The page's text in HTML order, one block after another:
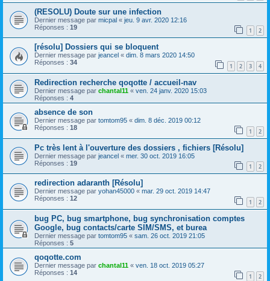
(RESOLU) Doute sur une infection
Dernier message par micpal « jeu. 9 avr. 2020 12:16
Réponses : 19 1 2
[résolu] Dossiers qui se bloquent
Dernier message par jeancel « dim. 8 mars 2020 14:50
Réponses : 34 1 2 3 4
Redirection recherche qoqotte / accueil-nav
Dernier message par chantal11 « ven. 24 janv. 2020 15:03
Réponses : 4
absence de son
Dernier message par tomtom95 « dim. 8 déc. 2019 00:12
Réponses : 18 1 2
Pc très lent à l'ouverture des dossiers , fichiers [Résolu]
Dernier message par jeancel « mer. 30 oct. 2019 16:05
Réponses : 19 1 2
redirection adaranth [Résolu]
Dernier message par yohan45000 « mar. 29 oct. 2019 14:47
Réponses : 12 1 2
bug PC, bug smartphone, bug synchronisation comptes
Google, bug contacts/carte SIM/SMS, et burea
Dernier message par tomtom95 « sam. 26 oct. 2019 21:05
Réponses : 5
qoqotte.com
Dernier message par chantal11 « ven. 18 oct. 2019 05:27
Réponses : 14 1 2